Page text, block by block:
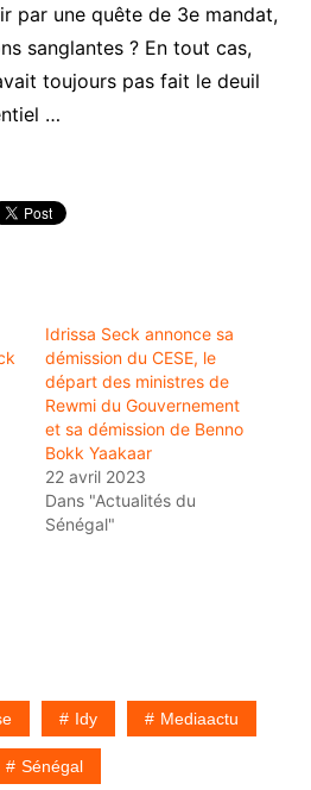
par une quête de 3e mandat,
sanglantes ? En tout cas,
toujours pas fait le deuil
…
Idrissa Seck annonce sa
démission du CESE, le
départ des ministres de
Rewmi du Gouvernement
et sa démission de Benno
Bokk Yaakaar
22 avril 2023
Dans "Actualités du
Sénégal"
Idy Mediaactu
Sénégal